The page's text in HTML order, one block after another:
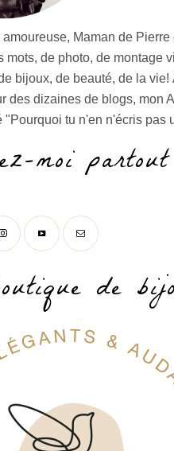
Maman de Pierre
mots, de photo, de montage
bijoux, de beauté, de la vie!
des dizaines de blogs, mon
"Pourquoi tu n'en n'écris pas
moi
de